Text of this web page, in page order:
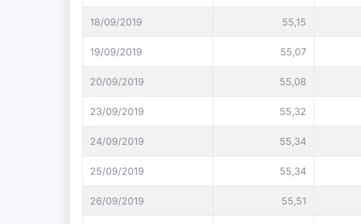
18/09/2019 55,15
19/09/2019 55,07
20/09/2019 55,08
23/09/2019 55,32
24/09/2019 55,34
25/09/2019 55,34
26/09/2019 55,51